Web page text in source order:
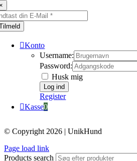
Konto
Username:
Password:
Husk mig
Register
Kasse0
© Copyright 2026 | UnikHund
Page load link
Products search